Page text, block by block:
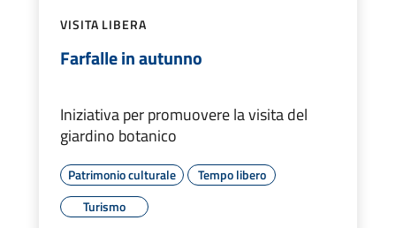
VISITA LIBERA
Farfalle in autunno
Iniziativa per promuovere la visita del
giardino botanico
Patrimonio culturale
Tempo libero
Turismo